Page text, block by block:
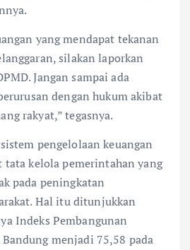
yang mendapat tekanan
silakan laporkan
Jangan sampai ada
dengan hukum akibat
rakyat,” tegasnya.
pengelolaan keuangan
tata kelola pemerintahan yang
pada peningkatan
Hal itu ditunjukkan
Indeks Pembangunan
menjadi 75,58 pada